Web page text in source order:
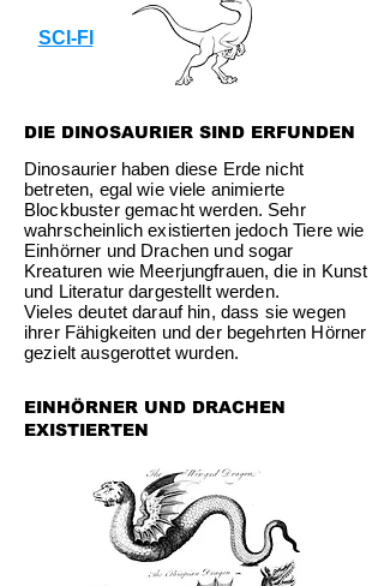
SCI-FI
DIE DINOSAURIER SIND ERFUNDEN
Dinosaurier haben diese Erde nicht
betreten, egal wie viele animierte
Blockbuster gemacht werden. Sehr
wahrscheinlich existierten jedoch Tiere wie
Einhörner und Drachen und sogar
Kreaturen wie Meerjungfrauen, die in Kunst
und Literatur dargestellt werden.
Vieles deutet darauf hin, dass sie wegen
ihrer Fähigkeiten und der begehrten Hörner
gezielt ausgerottet wurden.
EINHÖRNER UND DRACHEN
EXISTIERTEN